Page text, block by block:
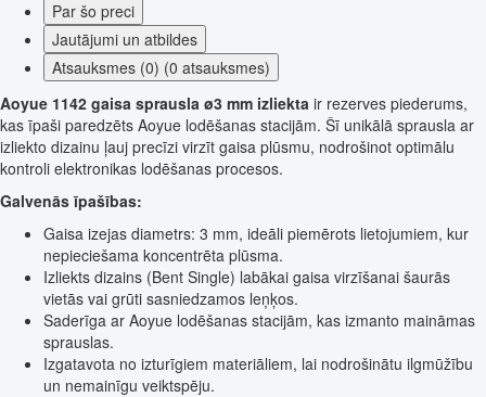
Par šo preci
Jautājumi un atbildes
Atsauksmes (0) (0 atsauksmes)
Aoyue 1142 gaisa sprausla ø3 mm izliekta ir rezerves piederums,
kas īpaši paredzēts Aoyue lodēšanas stacijām. Šī unikālā sprausla ar
izliekto dizainu ļauj precīzi virzīt gaisa plūsmu, nodrošinot optimālu
kontroli elektronikas lodēšanas procesos.
Galvenās īpašības:
Gaisa izejas diametrs: 3 mm, ideāli piemērots lietojumiem, kur
nepieciešama koncentrēta plūsma.
Izliekts dizains (Bent Single) labākai gaisa virzīšanai šaurās
vietās vai grūti sasniedzamos leņķos.
Saderīga ar Aoyue lodēšanas stacijām, kas izmanto maināmas
sprauslas.
Izgatavota no izturīgiem materiāliem, lai nodrošinātu ilgmūžību
un nemainīgu veiktspēju.